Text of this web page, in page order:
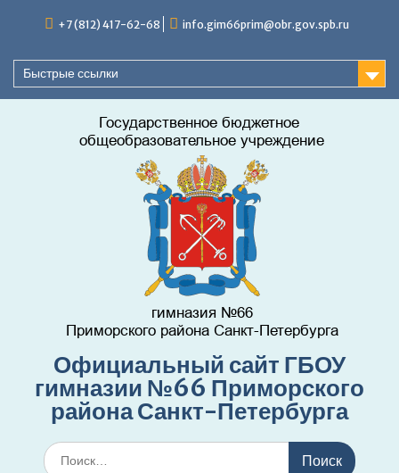
+7 (812) 417-62-68 info.gim66prim@obr.gov.spb.ru
Быстрые ссылки
Официальный сайт ГБОУ
гимназии №66 Приморского
района Санкт-Петербурга
Поиск
по: